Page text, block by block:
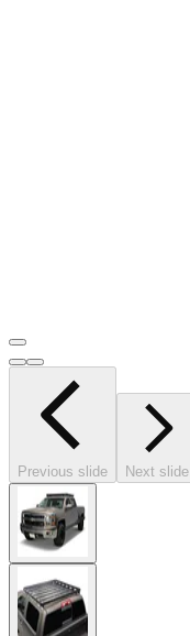
Previous slide Next slide